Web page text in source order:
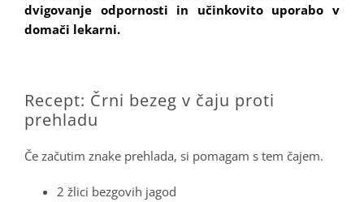
dvigovanje odpornosti in učinkovito uporabo v
domači lekarni.
Recept: Črni bezeg v čaju proti
prehladu
Če začutim znake prehlada, si pomagam s tem čajem.
2 žlici bezgovih jagod